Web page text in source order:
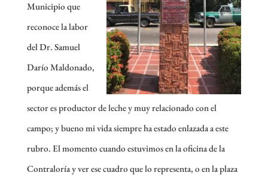
Municipio que
reconoce la labor
del Dr. Samuel
Darío Maldonado,
porque además el
sector es productor de leche y muy relacionado con el
campo; y bueno mi vida siempre ha estado enlazada a este
rubro. El momento cuando estuvimos en la oficina de la
Contraloría y ver ese cuadro que lo representa, o en la plaza